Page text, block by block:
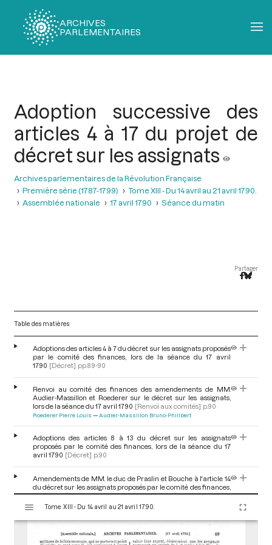
ARCHIVES
PARLEMENTAIRES
Adoption successive des
articles 4 à 17 du projet de
décret sur les assignats
Archives parlementaires de la Révolution Française
Première série (1787-1799)
Tome XIII - Du 14 avril au 21 avril 1790.
Assemblée nationale
17 avril 1790 Séance du matin
Partager
Table des matières
Adoptions des articles 4 à 7 du décret sur les assignats proposés
par le comité des finances, lors de la séance du 17 avril
1790 [Décret] pp.89-90
Renvoi au comité des finances des amendements de MM.
Audier-Massillon et Roederer sur le décret sur les assignats,
lors de la séance du 17 avril 1790 [Renvoi aux comités] p.90
Roederer Pierre Louis Audier-Massillon Bruno-Philibert
Adoptions des articles 8 à 13 du décret sur les assignats
proposés par le comité des finances, lors de la séance du 17
avril 1790 [Décret] p.90
Amendements de MM. le duc de Praslin et Bouche à l'article 14
du décret sur les assignats proposés par le comité des finances,
lors de la séance du 17 avril 1790 [Amendement] p.90
Choiseul-Praslin Renaud César Louis, duc de
François
Adoptions des articles 14 et 15 du décret sur les assignats
proposés par le comité des finances, lors de la séance du 17
s
Tome XIII - Du 14 avril au 21 avril 1790.